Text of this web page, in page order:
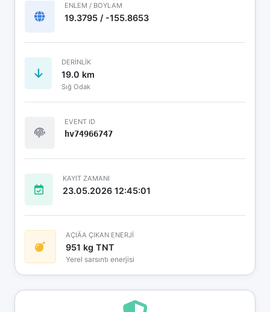
ENLEM / BOYLAM
19.3795 / -155.8653
DERINLIK
19.0 km
Sığ Odak
EVENT ID
hv74966747
KAYIT ZAMANI
23.05.2026 12:45:01
AÇIÄA ÇIKAN ENERJİ
951 kg TNT
Yerel sarsıntı enerjisi